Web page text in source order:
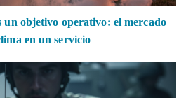
un objetivo operativo: el mercado
en un servicio